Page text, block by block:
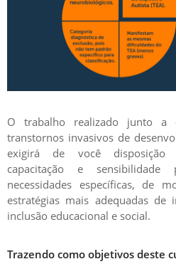
O trabalho realizado junto a
transtornos invasivos de
exigirá de você disposição
capacitação e sensibilidade
necessidades específicas, de
estratégias mais adequadas de
inclusão educacional e social.
Trazendo como objetivos deste